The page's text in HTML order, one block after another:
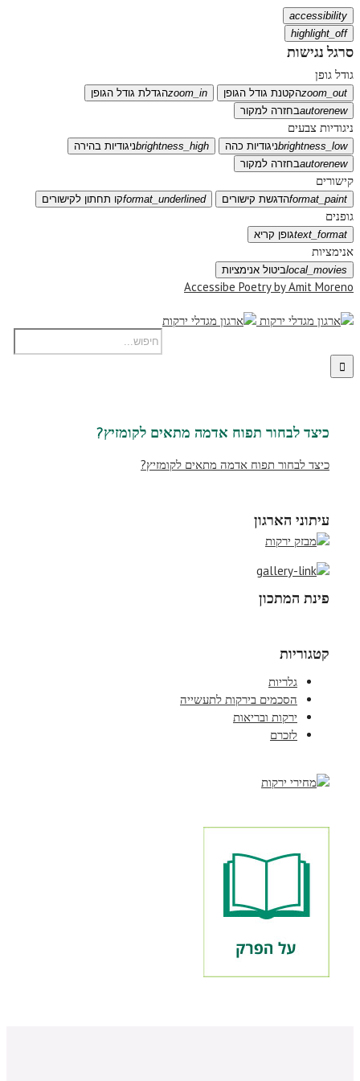
accessibility
highlight_off
סרגל נגישות
גודל גופן
zoom_outהקטנת גודל הגופן zoom_inהגדלת גודל הגופן
autorenewבחזרה למקור
ניגודיות צבעים
brightness_lowניגודיות כהה brightness_highניגודיות בהירה
autorenewבחזרה למקור
קישורים
format_paintהדגשת קישורים format_underlinedקו תחתון לקישורים
גופנים
text_formatגופן קריא
אנימציות
local_moviesביטול אנימציות
Accessibe Poetry by Amit Moreno
כיצד לבחור תפוח אדמה מתאים לקומזיץ?
כיצד לבחור תפוח אדמה מתאים לקומזיץ?
עיתוני הארגון
פינת המתכון
קטגוריות
גלריות
הסכמים בירקות לתעשייה
ירקות ובריאות
לזכרם